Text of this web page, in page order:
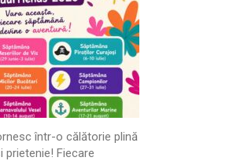
într-o călătorie plină
prietenie! Fiecare